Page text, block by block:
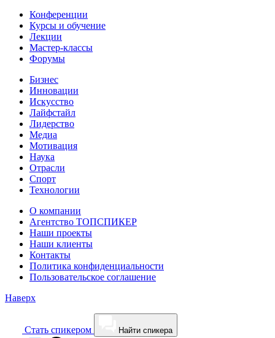
Конференции
Курсы и обучение
Лекции
Мастер-классы
Форумы
Бизнес
Инновации
Искусство
Лайфстайл
Лидерство
Медиа
Мотивация
Наука
Отрасли
Спорт
Технологии
О компании
Агентство ТОПСПИКЕР
Наши проекты
Наши клиенты
Контакты
Политика конфиденциальности
Пользовательское соглашение
Наверх
Cтать спикером Найти спикера